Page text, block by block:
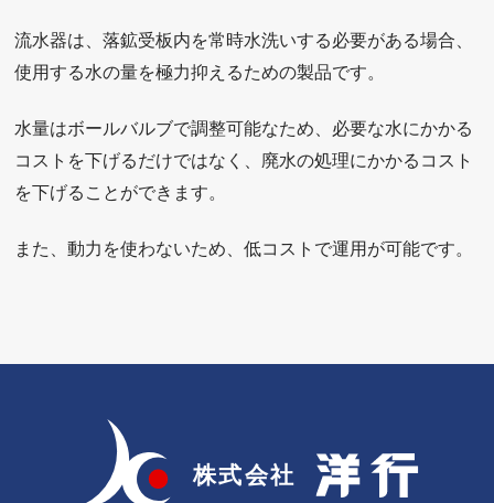
流水器は、落鉱受板内を常時水洗いする必要がある場合、
使用する水の量を極力抑えるための製品です。
水量はボールバルブで調整可能なため、必要な水にかかる
コストを下げるだけではなく、廃水の処理にかかるコスト
を下げることができます。
また、動力を使わないため、低コストで運用が可能です。